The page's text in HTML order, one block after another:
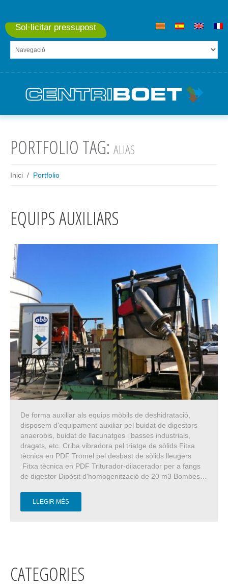
Sol·licitar pressupost
PORTFOLIO TAG: ALIAS
Inici Portfolio
EQUIPS AUXILIARS
De forma auxiliar als equips mòbils de deshidratació,
disposem d'equipament auxiliar pel buidat de digestors
anaerobis, buidat de llacunatges i basses industrials,
dragats, etc. Criba vibradora pel triatge de sòlids Fitxa
tècnica en PDF Tromel pel desbast de sòlids lleugers
Fitxa tècnica en PDF Triturador-dilacerador per a fangs
de digestor Dipòsit d'homogenització de 20 m3 Bombes…
LLEGIR MÉS
CATEGORIES